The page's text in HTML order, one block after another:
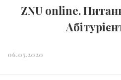
ZNU online.
06.05.2020